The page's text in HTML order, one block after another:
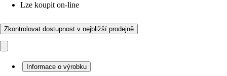
Lze koupit on-line
Zkontrolovat dostupnost v nejbližší prodejně
Informace o výrobku